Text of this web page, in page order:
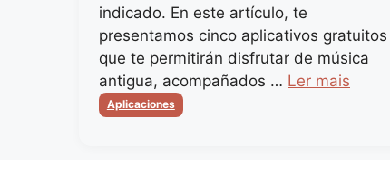
indicado. En este artículo, te
presentamos cinco aplicativos gratuitos
que te permitirán disfrutar de música
antigua, acompañados … Ler mais
Categorias
Aplicaciones